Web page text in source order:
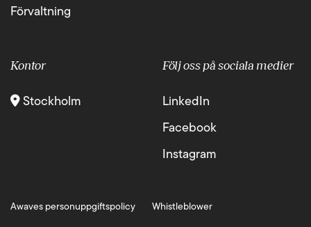
Förvaltning
Kontor
Stockholm
Följ oss på sociala medier
LinkedIn
Facebook
Instagram
Awaves personuppgiftspolicy Whistleblower